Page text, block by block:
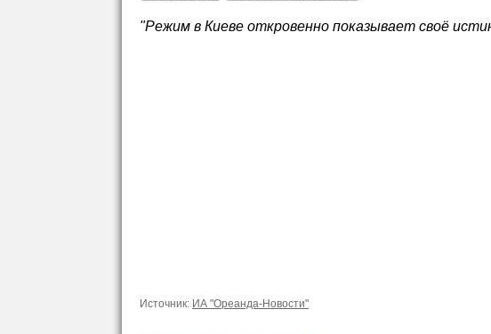
"Режим в Киеве откровенно показывает своё
Источник: ИА "Ореанда-Новости"